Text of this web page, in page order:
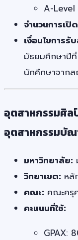
A-
จำนวนการเ
เงื่อนไขการรั
มัธยมศึกษาปีที่
นักศึกษาจากส
อุตสาหกรรมศิ
อุตสาหกรรมบั
มหาวิทยาลัย:
วิทยาเขต: หลั
คณะ: คณะครุ
คะแนนที่ใช้:
GPAX: